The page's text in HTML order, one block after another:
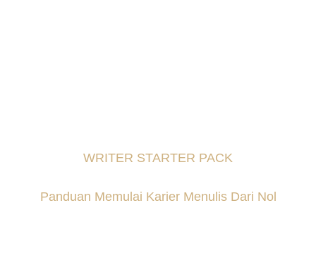
WRITER STARTER PACK
Panduan Memulai Karier Menulis Dari Nol